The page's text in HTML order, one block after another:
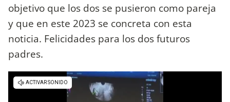
objetivo que los dos se pusieron como pareja
y que en este 2023 se concreta con esta
noticia. Felicidades para los dos futuros
padres.